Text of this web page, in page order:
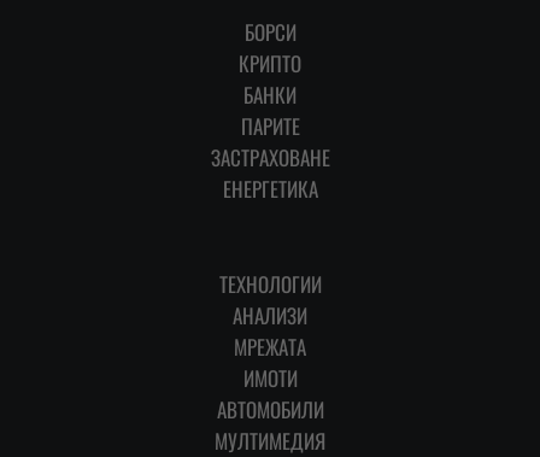
БОРСИ
КРИПТО
БАНКИ
ПАРИТЕ
ЗАСТРАХОВАНЕ
ЕНЕРГЕТИКА
ТЕХНОЛОГИИ
АНАЛИЗИ
МРЕЖАТА
ИМОТИ
АВТОМОБИЛИ
МУЛТИМЕДИЯ